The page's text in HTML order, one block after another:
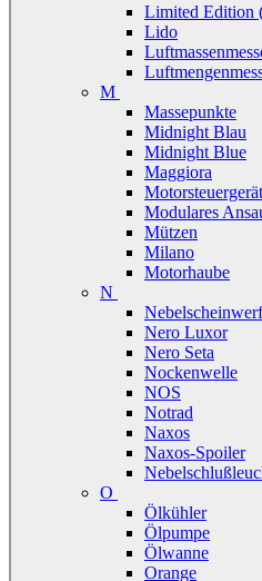
Limited Edition
Lido
M
Massepunkte
Midnight Blau
Midnight Blue
Maggiora
Motorsteuergerät
Modulares
Mützen
Milano
Motorhaube
N
Nero Luxor
Nero Seta
Nockenwelle
NOS
Notrad
Naxos
Naxos-Spoiler
O
Ölkühler
Ölpumpe
Ölwanne
Orange